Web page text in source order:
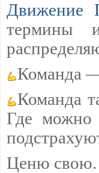
Движение
термины
Команда
Команда
Где можно
Ценю свою.